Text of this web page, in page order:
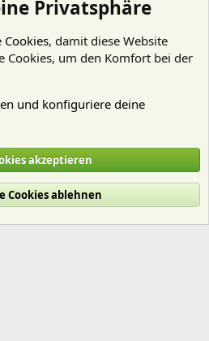
Hilfe und Impressum
Privatsphäre
Cookies, damit diese Website
um den Komfort bei der
und konfiguriere deine
akzeptieren
Cookies ablehnen